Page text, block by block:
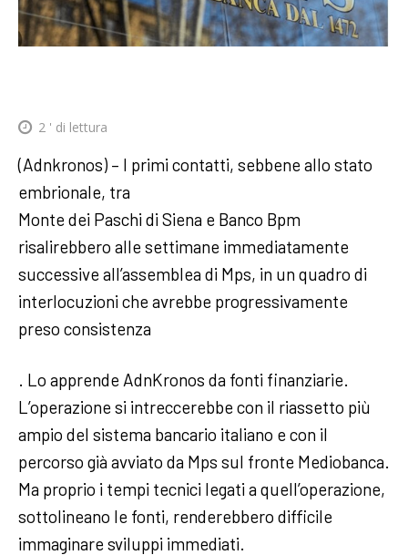
2 ' di lettura
(Adnkronos) – I primi contatti, sebbene allo stato
embrionale, tra
Monte dei Paschi di Siena e Banco Bpm
risalirebbero alle settimane immediatamente
successive all’assemblea di Mps, in un quadro di
interlocuzioni che avrebbe progressivamente
preso consistenza
. Lo apprende AdnKronos da fonti finanziarie.
L’operazione si intreccerebbe con il riassetto più
ampio del sistema bancario italiano e con il
percorso già avviato da Mps sul fronte Mediobanca.
Ma proprio i tempi tecnici legati a quell’operazione,
sottolineano le fonti, renderebbero difficile
immaginare sviluppi immediati.